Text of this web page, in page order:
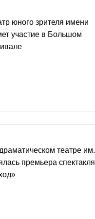
юного зрителя имени
участие в Большом
театре им.
премьера спектакля